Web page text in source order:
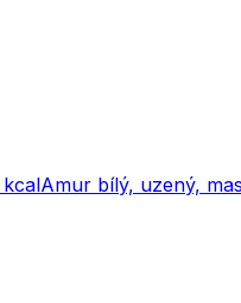
kcalAmur bílý, uzený,